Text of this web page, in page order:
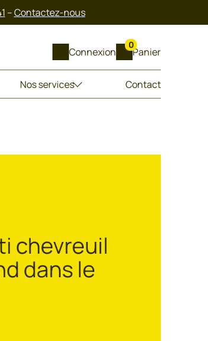
–Contactez-nous
Connexion Panier
0
Nos services Contact
chevreuil
dans le